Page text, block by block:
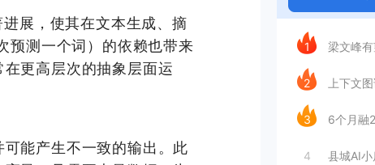
今日推荐
1 梁文峰有望
2 上下文图
3 6个月融25
4 县城AI小
展，使其在文本生成、摘
预测一个词）的依赖也带来
更高层次的抽象层面运
能产生不一致的输出。此